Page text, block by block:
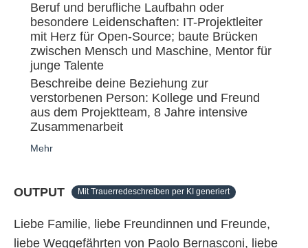
Beruf und berufliche Laufbahn oder
besondere Leidenschaften: IT-Projektleiter
mit Herz für Open-Source; baute Brücken
zwischen Mensch und Maschine, Mentor für
junge Talente
Beschreibe deine Beziehung zur
verstorbenen Person: Kollege und Freund
aus dem Projektteam, 8 Jahre intensive
Zusammenarbeit
Mehr
OUTPUT Mit Trauerredeschreiben per KI generiert
Liebe Familie, liebe Freundinnen und Freunde,
liebe Weggefährten von Paolo Bernasconi, liebe